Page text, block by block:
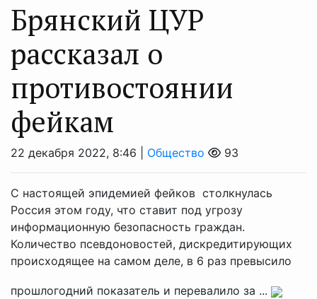
Брянский ЦУР
рассказал о
противостоянии
фейкам
22 декабря 2022, 8:46 | Общество 93
С настоящей эпидемией фейков столкнулась
Россия этом году, что ставит под угрозу
информационную безопасность граждан.
Количество псевдоновостей, дискредитирующих
происходящее на самом деле, в 6 раз превысило
прошлогодний показатель и перевалило за ...